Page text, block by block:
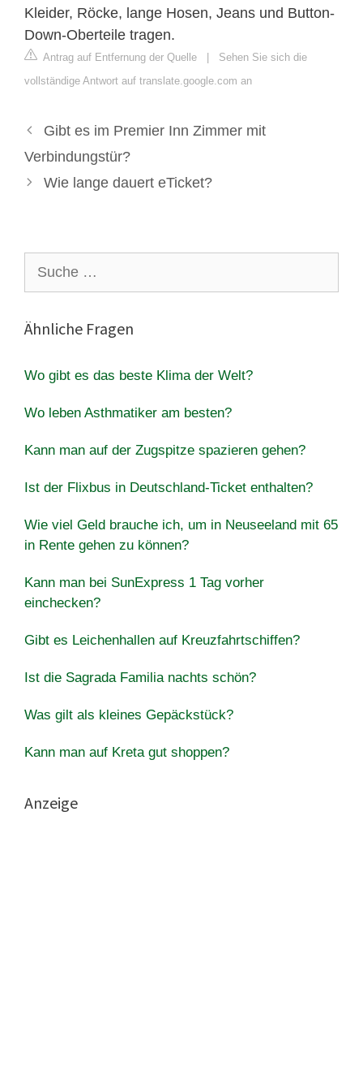
Kleider, Röcke, lange Hosen, Jeans und Button-
Down-Oberteile tragen.
Antrag auf Entfernung der Quelle | Sehen Sie sich die
vollständige Antwort auf translate.google.com an
Gibt es im Premier Inn Zimmer mit
Verbindungstür?
Wie lange dauert eTicket?
nach:
Ähnliche Fragen
Wo gibt es das beste Klima der Welt?
Wo leben Asthmatiker am besten?
Kann man auf der Zugspitze spazieren gehen?
Ist der Flixbus in Deutschland-Ticket enthalten?
Wie viel Geld brauche ich, um in Neuseeland mit 65
in Rente gehen zu können?
Kann man bei SunExpress 1 Tag vorher
einchecken?
Gibt es Leichenhallen auf Kreuzfahrtschiffen?
Ist die Sagrada Familia nachts schön?
Was gilt als kleines Gepäckstück?
Kann man auf Kreta gut shoppen?
Anzeige